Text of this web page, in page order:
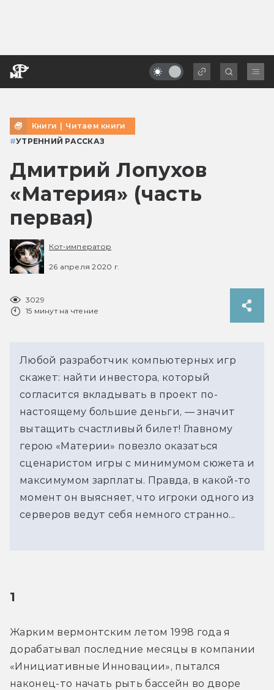
Книги | Читаем книги
#УТРЕННИЙ РАССКАЗ
Дмитрий Лопухов
«Материя» (часть
первая)
Кот-император
26 апреля 2020 г.
3029
15 минут на чтение
Любой разработчик компьютерных игр
скажет: найти инвестора, который
согласится вкладывать в проект по-
настоящему большие деньги, — значит
вытащить счастливый билет! Главному
герою «Материи» повезло оказаться
сценаристом игры с минимумом сюжета и
максимумом зарплаты. Правда, в какой-то
момент он выясняет, что игроки одного из
серверов ведут себя немного странно...
1
Жарким вермонтским летом 1998 года я
дорабатывал последние месяцы в компании
«Инициативные Инновации», пытался
наконец-то начать рыть бассейн во дворе